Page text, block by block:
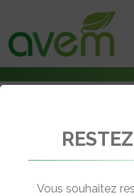
Maeve Aerospace a
Vous souhaitez